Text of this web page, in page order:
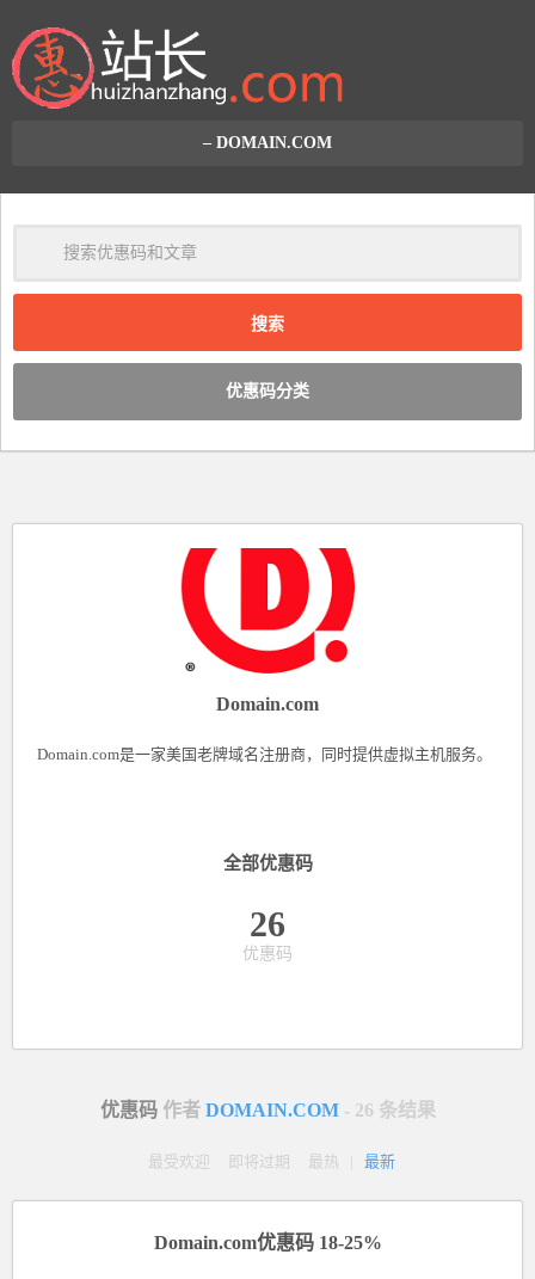
– DOMAIN.COM
清
优惠码分类
Domain.com
Domain.com是一家美国老牌域名注册商，同时提供虚拟主机服务。
全部优惠码
26
优惠码
优惠码 作者 DOMAIN.COM - 26 条结果
最受欢迎 即将过期 最热 最新
Domain.com优惠码 18-25%